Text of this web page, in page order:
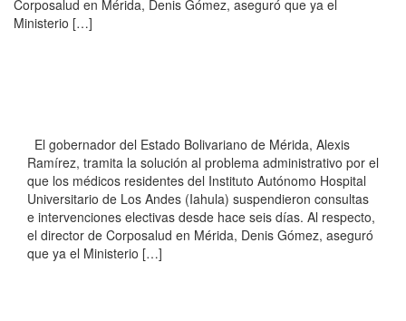
Corposalud en Mérida, Denis Gómez, aseguró que ya el
Ministerio […]
El gobernador del Estado Bolivariano de Mérida, Alexis
Ramírez, tramita la solución al problema administrativo por el
que los médicos residentes del Instituto Autónomo Hospital
Universitario de Los Andes (Iahula) suspendieron consultas
e intervenciones electivas desde hace seis días. Al respecto,
el director de Corposalud en Mérida, Denis Gómez, aseguró
que ya el Ministerio […]